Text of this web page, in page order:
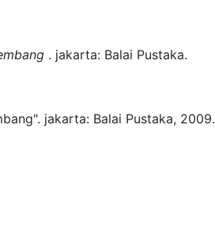
. jakarta: Balai Pustaka.
jakarta: Balai Pustaka, 2009.